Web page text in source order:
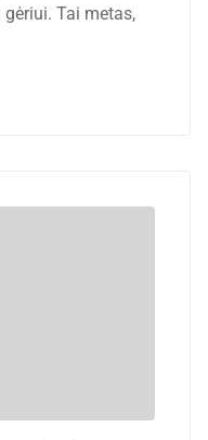
Tai metas,